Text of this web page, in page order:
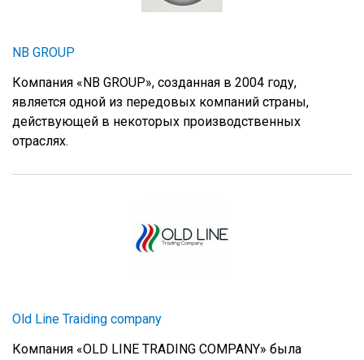
NB GROUP
Компания «NB GROUP», созданная в 2004 году,
является одной из передовых компаний страны,
действующей в некоторых производственных
отраслях.
Old Line Traiding company
Компания «OLD LINE TRADING COMPANY» была